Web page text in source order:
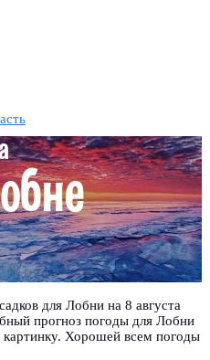
для Лобни на 8 августа
прогноз погоды для Лобни
Хорошей всем погоды